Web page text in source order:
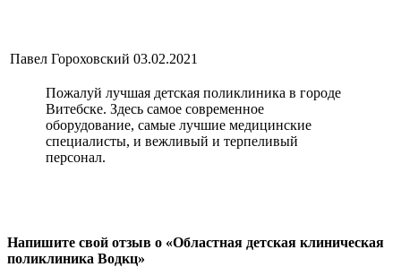
Павел Гороховский 03.02.2021
Пожалуй лучшая детская поликлиника в городе
Витебске. Здесь самое современное
оборудование, самые лучшие медицинские
специалисты, и вежливый и терпеливый
персонал.
Напишите свой отзыв о «Областная детская клиническая
поликлиника Водкц»